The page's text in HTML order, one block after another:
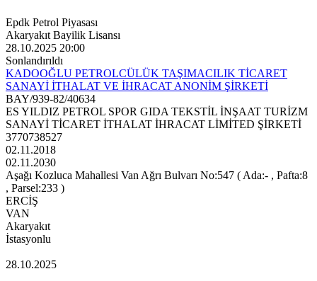
Epdk Petrol Piyasası
Akaryakıt Bayilik Lisansı
28.10.2025 20:00
Sonlandırıldı
KADOOĞLU PETROLCÜLÜK TAŞIMACILIK TİCARET
SANAYİ İTHALAT VE İHRACAT ANONİM ŞİRKETİ
BAY/939-82/40634
ES YILDIZ PETROL SPOR GIDA TEKSTİL İNŞAAT TURİZM
SANAYİ TİCARET İTHALAT İHRACAT LİMİTED ŞİRKETİ
3770738527
02.11.2018
02.11.2030
Aşağı Kozluca Mahallesi Van Ağrı Bulvarı No:547 ( Ada:- , Pafta:8
, Parsel:233 )
ERCİŞ
VAN
Akaryakıt
İstasyonlu
28.10.2025